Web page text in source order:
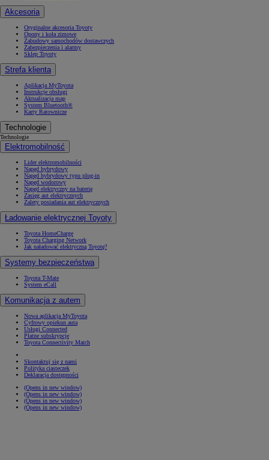
Akcesoria
Oryginalne akcesoria Toyoty
Opony i koła zimowe
Zabudowy samochodów dostawczych
Zabezpieczenia i alarmy
Sklep Toyoty
Strefa klienta
Aplikacja MyToyota
Instrukcje obsługi
Aktualizacja map
System Bluetooth®
Karty Ratownicze
Technologie
Technologie
Elektromobilność
Lider elektromobilności
Napęd hybrydowy
Napęd hybrydowy typu plug-in
Napęd wodorowy
Napęd elektryczny na baterię
Zasięg aut elektrycznych
Zalety posiadania aut elektrycznych
Ładowanie elektrycznej Toyoty
Toyota HomeCharge
Toyota Charging Network
Jak naładować elektryczną Toyotę?
Systemy bezpieczeństwa
Toyota T-Mate
System eCall
Komunikacja z autem
Nowa aplikacja MyToyota
Cyfrowy opiekun auta
Usługi Connected
Płatne subskrypcje
Toyota Connectivity Match
Skontaktuj się z nami
Polityka ciasteczek
Deklaracja dostępności
(Opens in new window)
(Opens in new window)
(Opens in new window)
(Opens in new window)